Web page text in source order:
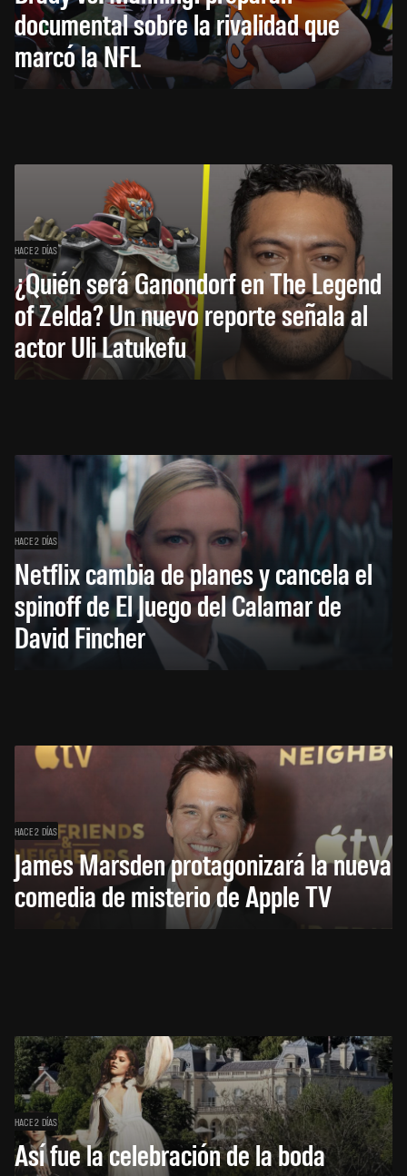
documental sobre la rivalidad que
marcó la NFL
HACE 2 DÍAS
¿Quién será Ganondorf en The Legend
of Zelda? Un nuevo reporte señala al
actor Uli Latukefu
HACE 2 DÍAS
Netflix cambia de planes y cancela el
spinoff de El Juego del Calamar de
David Fincher
HACE 2 DÍAS
James Marsden protagonizará la nueva
comedia de misterio de Apple TV
HACE 2 DÍAS
Así fue la celebración de la boda